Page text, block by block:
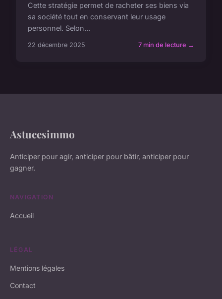
Cette stratégie permet de racheter ses biens via
sa société tout en conservant leur usage
personnel. Selon...
22 décembre 2025 7 min de lecture →
Astucesimmo
Anticiper pour agir, anticiper pour bâtir, anticiper pour
gagner.
NAVIGATION
Accueil
LÉGAL
Mentions légales
Contact